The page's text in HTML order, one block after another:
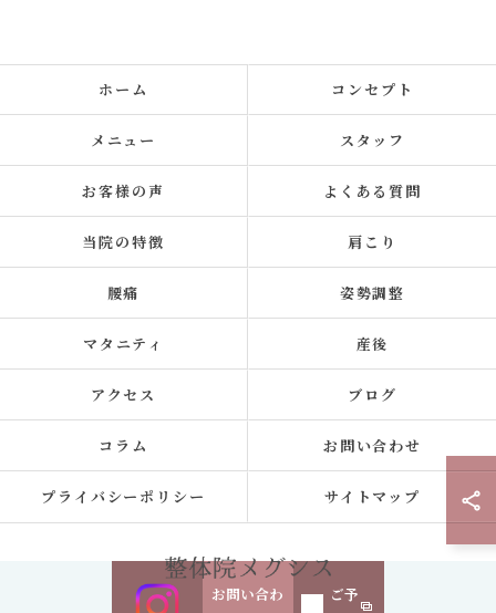
お問い合わ
ご予
ホーム コンセプト
メニュー スタッフ
お客様の声 よくある質問
当院の特徴 肩こり
腰痛 姿勢調整
マタニティ 産後
アクセス ブログ
コラム お問い合わせ
プライバシーポリシー サイトマップ